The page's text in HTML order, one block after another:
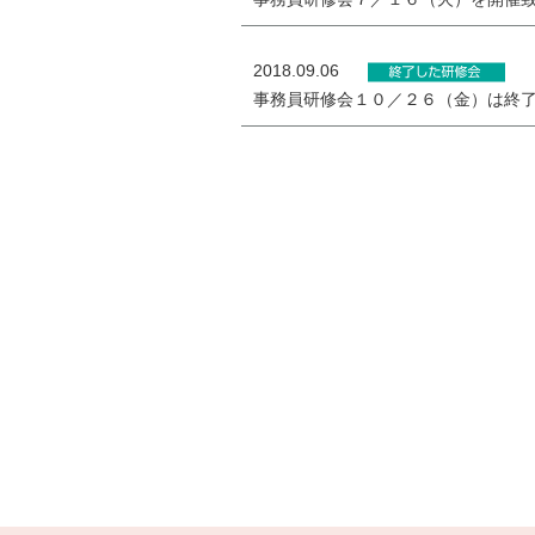
2018.09.06
事務員研修会１０／２６（金）は終